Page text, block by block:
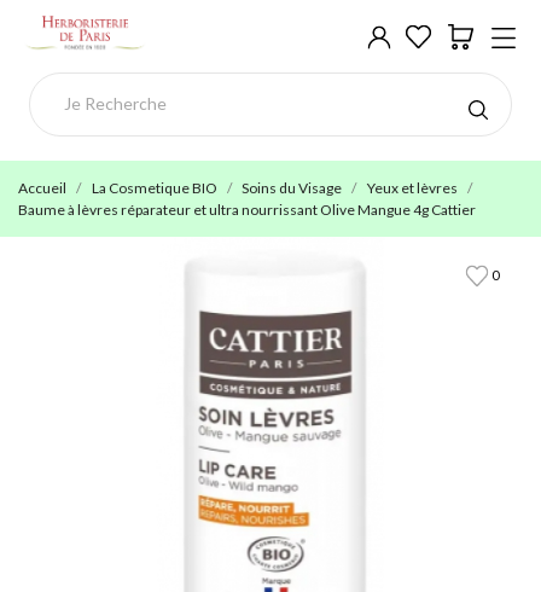
Accueil La Cosmetique BIO Soins du Visage
Yeux et lèvres
Baume à lèvres réparateur et ultra nourrissant Olive Mangue 4g Cattier
0